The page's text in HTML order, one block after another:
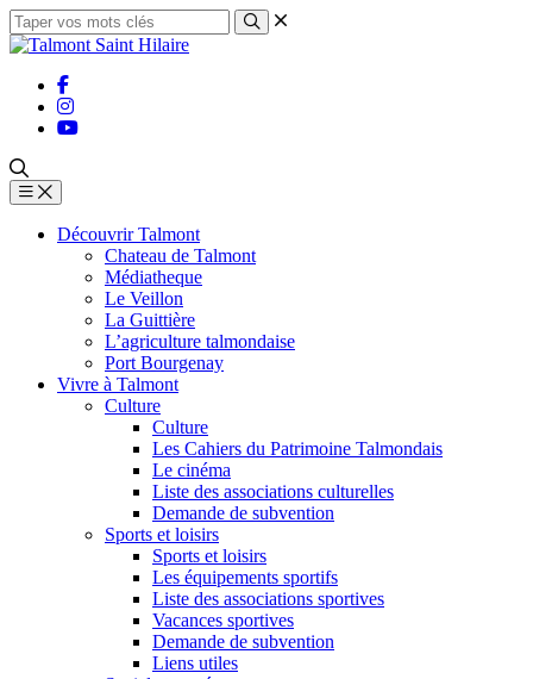
Découvrir Talmont
Chateau de Talmont
Médiatheque
Le Veillon
La Guittière
L’agriculture talmondaise
Port Bourgenay
Vivre à Talmont
Culture
Culture
Les Cahiers du Patrimoine Talmondais
Le cinéma
Liste des associations culturelles
Demande de subvention
Sports et loisirs
Sports et loisirs
Les équipements sportifs
Liste des associations sportives
Vacances sportives
Demande de subvention
Liens utiles